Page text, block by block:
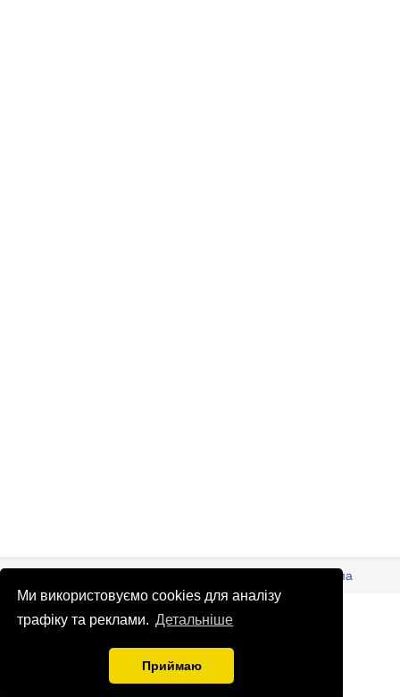
Ми використовуємо cookies для аналізу
трафіку та реклами. Детальніше
Приймаю
© Патріоти України 2026
Реклама
patrioty.org.ua